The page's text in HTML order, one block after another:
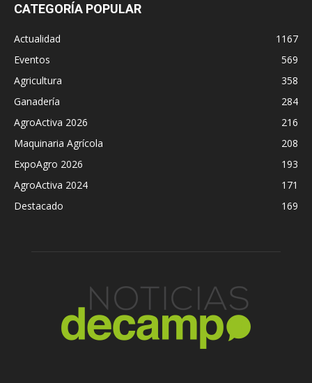
CATEGORÍA POPULAR
Actualidad
1167
Eventos
569
Agricultura
358
Ganadería
284
AgroActiva 2026
216
Maquinaria Agrícola
208
ExpoAgro 2026
193
AgroActiva 2024
171
Destacado
169